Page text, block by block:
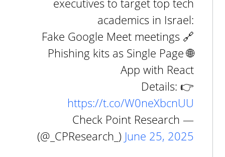
executives to target top tech
academics in Israel:
🔗 Fake Google Meet meetings
🌐 Phishing kits as Single Page
App with React
👉 Details:
https://t.co/W0neXbcnUU
— Check Point Research
(@_CPResearch_) June 25, 2025